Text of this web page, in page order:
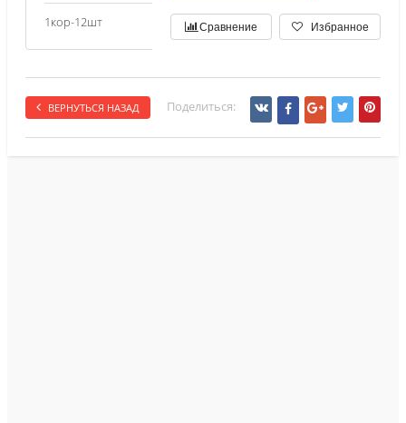
Сравнение Избранное
1кор-12шт
ВЕРНУТЬСЯ НАЗАД Поделиться: